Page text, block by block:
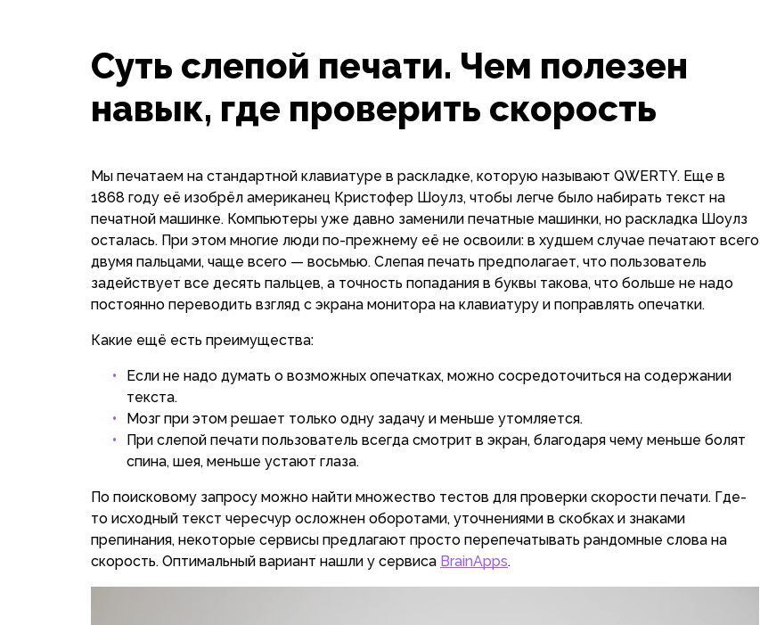
Суть слепой печати. Чем полезен
навык, где проверить скорость
Мы печатаем на стандартной клавиатуре в раскладке, которую называют QWERTY. Еще в
1868 году её изобрёл американец Кристофер Шоулз, чтобы легче было набирать текст на
печатной машинке. Компьютеры уже давно заменили печатные машинки, но раскладка Шоулз
осталась. При этом многие люди по-прежнему её не освоили: в худшем случае печатают всего
двумя пальцами, чаще всего — восьмью. Слепая печать предполагает, что пользователь
задействует все десять пальцев, а точность попадания в буквы такова, что больше не надо
постоянно переводить взгляд с экрана монитора на клавиатуру и поправлять опечатки.
Какие ещё есть преимущества:
Если не надо думать о возможных опечатках, можно сосредоточиться на содержании
текста.
Мозг при этом решает только одну задачу и меньше утомляется.
При слепой печати пользователь всегда смотрит в экран, благодаря чему меньше болят
спина, шея, меньше устают глаза.
По поисковому запросу можно найти множество тестов для проверки скорости печати. Где-
то исходный текст чересчур осложнен оборотами, уточнениями в скобках и знаками
препинания, некоторые сервисы предлагают просто перепечатывать рандомные слова на
скорость. Оптимальный вариант нашли у сервиса BrainApps.